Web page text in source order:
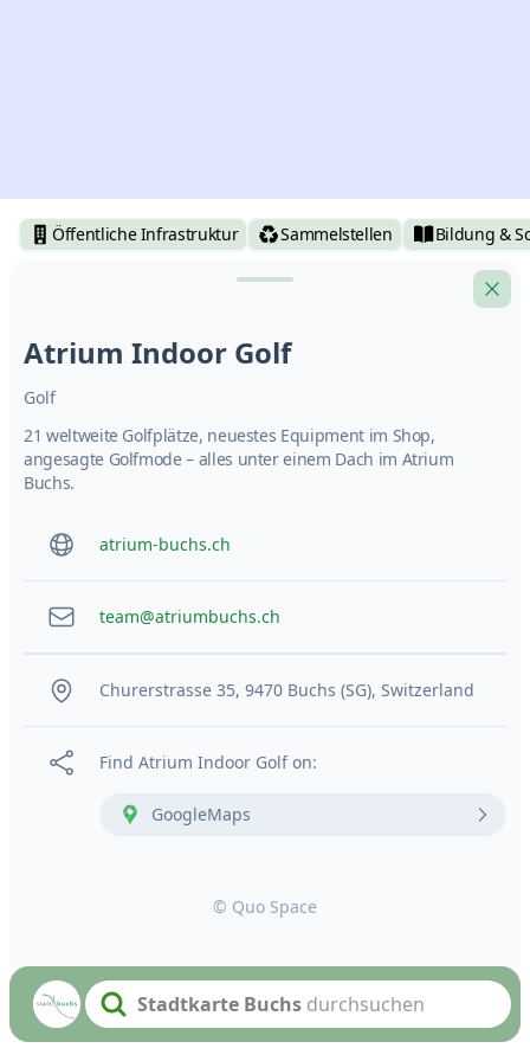
Öffentliche Infrastruktur Sammelstellen Bildung &
Search textStadtkarte Buchs durchsuchen
Atrium Indoor Golf
Golf
21 weltweite Golfplätze, neuestes Equipment im Shop,
angesagte Golfmode – alles unter einem Dach im Atrium
Buchs.
atrium-buchs.ch
team@atriumbuchs.ch
Churerstrasse 35, 9470 Buchs (SG), Switzerland
Find Atrium Indoor Golf on:
GoogleMaps
© Quo Space